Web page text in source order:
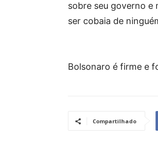
sobre seu governo e
ser cobaia de
Bolsonaro é firme e
Compartilhado